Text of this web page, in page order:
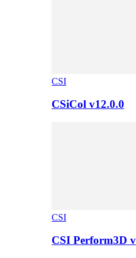
CSI
CSiCol v12.0.0
CSI
CSI Perform3D